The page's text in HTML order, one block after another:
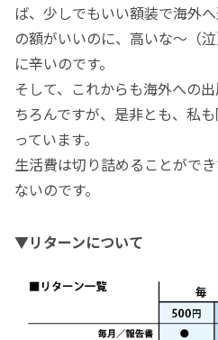
ば、少しでもいい額装で海外
の額がいいのに、高いな〜（
に辛いのです。
そして、これからも海外への
ちろんですが、是非とも、私
っています。
生活費は切り詰めることがで
ないのです。
▼リターンについて